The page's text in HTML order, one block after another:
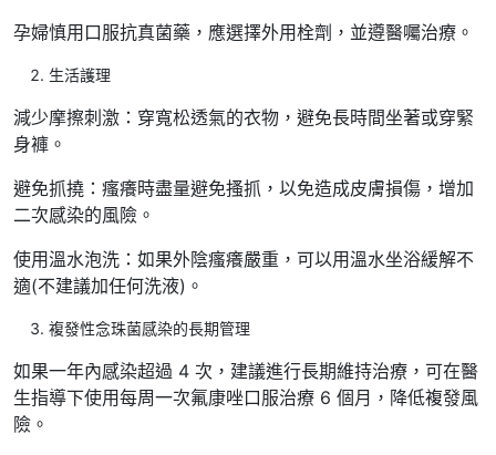
孕婦慎用口服抗真菌藥，應選擇外用栓劑，並遵醫囑治療。
生活護理
減少摩擦刺激：穿寬松透氣的衣物，避免長時間坐著或穿緊
身褲。
避免抓撓：瘙癢時盡量避免搔抓，以免造成皮膚損傷，增加
二次感染的風險。
使用溫水泡洗：如果外陰瘙癢嚴重，可以用溫水坐浴緩解不
適(不建議加任何洗液)。
複發性念珠菌感染的長期管理
如果一年內感染超過 4 次，建議進行長期維持治療，可在醫
生指導下使用每周一次氟康唑口服治療 6 個月，降低複發風
險。